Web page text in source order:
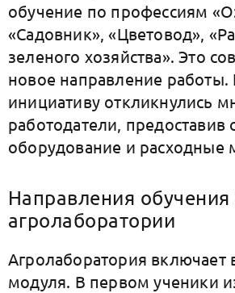
обучение по профессиям
«Садовник», «Цветовод»,
зеленого хозяйства». Это
новое направление
инициативу откликнулись
работодатели, предоставив
оборудование и расходные
Направления обучения
агролаборатории
Агролаборатория включает
модуля. В первом ученики